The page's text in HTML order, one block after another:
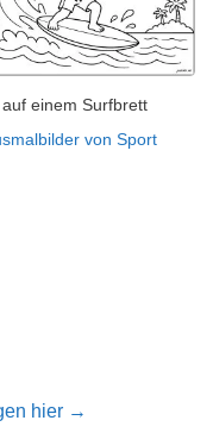
auf einem Surfbrett
von Sport
hier →